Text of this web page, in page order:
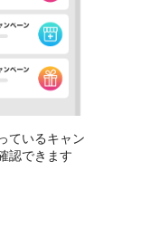
ているキャン
認できます